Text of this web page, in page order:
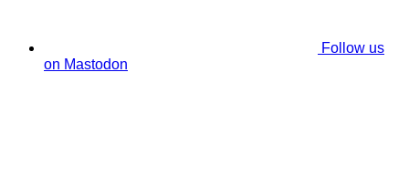
Follow us
on Mastodon